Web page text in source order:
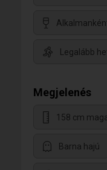
Legalább
Megjelenés
158 cm
Barna hajú